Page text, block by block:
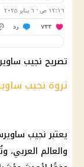
تصريح نجيب
ثروة نجيب
يعتبر نجيب
والعالم العربي،